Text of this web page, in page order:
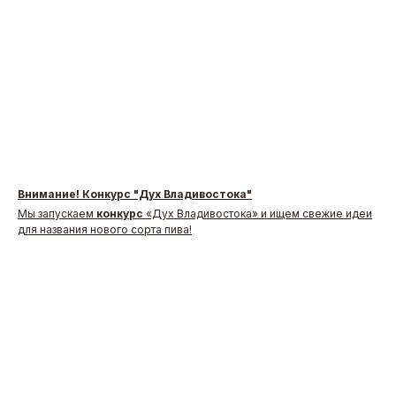
Внимание! Конкурс "Дух Владивостока"
Мы запускаем конкурс «Дух Владивостока» и ищем свежие идеи
для названия нового сорта пива!